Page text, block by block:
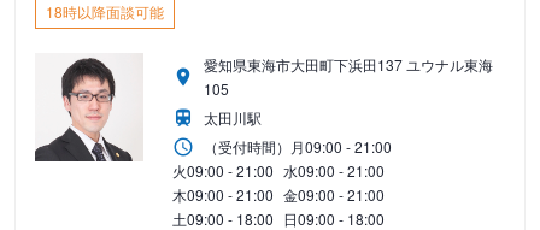
18時以降面談可能
愛知県東海市大田町下浜田137 ユウナル東海
105
太田川駅
（受付時間） 月09:00 - 21:00
火09:00 - 21:00 水09:00 - 21:00
木09:00 - 21:00 金09:00 - 21:00
土09:00 - 18:00 日09:00 - 18:00